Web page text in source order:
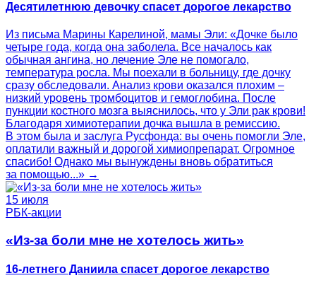
Десятилетнюю девочку спасет дорогое лекарство
Из письма Марины Карелиной, мамы Эли: «Дочке было
четыре года, когда она заболела. Все началось как
обычная ангина, но лечение Эле не помогало,
температура росла. Мы поехали в больницу, где дочку
сразу обследовали. Анализ крови оказался плохим –
низкий уровень тромбоцитов и гемоглобина. После
пункции костного мозга выяснилось, что у Эли рак крови!
Благодаря химиотерапии дочка вышла в ремиссию.
В этом была и заслуга Русфонда: вы очень помогли Эле,
оплатили важный и дорогой химиопрепарат. Огромное
спасибо! Однако мы вынуждены вновь обратиться
за помощью...» →
15 июля
РБК-акции
«Из-за боли мне не хотелось жить»
16-летнего Даниила спасет дорогое лекарство